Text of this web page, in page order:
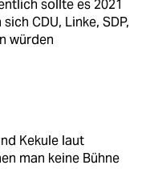
sollte es 2021
CDU, Linke, SDP,
würden
Kekule laut
man keine Bühne